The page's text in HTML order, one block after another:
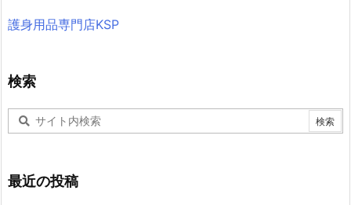
護身用品専門店KSP
検索
最近の投稿